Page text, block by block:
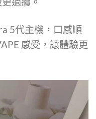
5代主機，口感順
感受，讓體驗更